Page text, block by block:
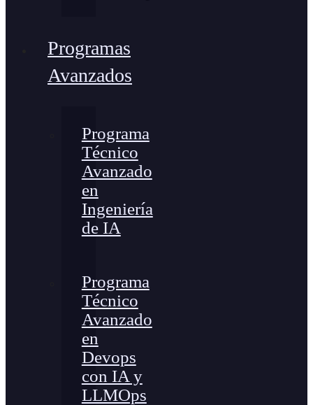
Programas
Avanzados
Programa
Técnico
Avanzado
en
Ingeniería
de IA
Programa
Técnico
Avanzado
en
Devops
con IA y
LLMOps